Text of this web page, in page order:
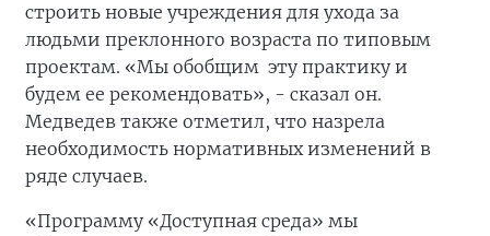
строить новые учреждения для ухода за
людьми преклонного возраста по типовым
проектам. «Мы обобщим эту практику и
будем ее рекомендовать», - сказал он.
Медведев также отметил, что назрела
необходимость нормативных изменений в
ряде случаев.
«Программу «Доступная среда» мы